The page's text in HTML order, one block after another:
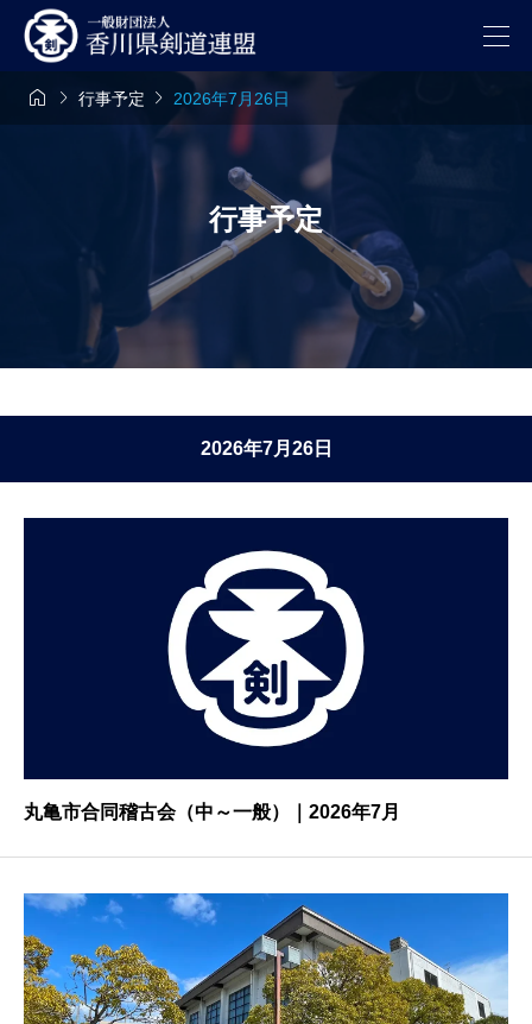
  行事予定  2026年7月26日
行事予定
2026年7月26日
丸亀市合同稽古会（中～一般）｜2026年7月